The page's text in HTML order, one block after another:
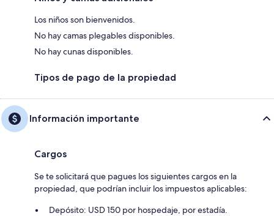
Los niños son bienvenidos.
No hay camas plegables disponibles.
No hay cunas disponibles.
Tipos de pago de la propiedad
Información importante
Cargos
Se te solicitará que pagues los siguientes cargos en la
propiedad, que podrían incluir los impuestos aplicables:
Depósito: USD 150 por hospedaje, por estadía.